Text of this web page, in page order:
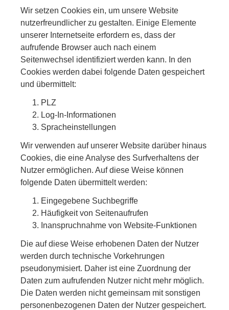
Wir setzen Cookies ein, um unsere Website
nutzerfreundlicher zu gestalten. Einige Elemente
unserer Internetseite erfordern es, dass der
aufrufende Browser auch nach einem
Seitenwechsel identifiziert werden kann. In den
Cookies werden dabei folgende Daten gespeichert
und übermittelt:
PLZ
Log-In-Informationen
Spracheinstellungen
Wir verwenden auf unserer Website darüber hinaus
Cookies, die eine Analyse des Surfverhaltens der
Nutzer ermöglichen. Auf diese Weise können
folgende Daten übermittelt werden:
Eingegebene Suchbegriffe
Häufigkeit von Seitenaufrufen
Inanspruchnahme von Website-Funktionen
Die auf diese Weise erhobenen Daten der Nutzer
werden durch technische Vorkehrungen
pseudonymisiert. Daher ist eine Zuordnung der
Daten zum aufrufenden Nutzer nicht mehr möglich.
Die Daten werden nicht gemeinsam mit sonstigen
personenbezogenen Daten der Nutzer gespeichert.